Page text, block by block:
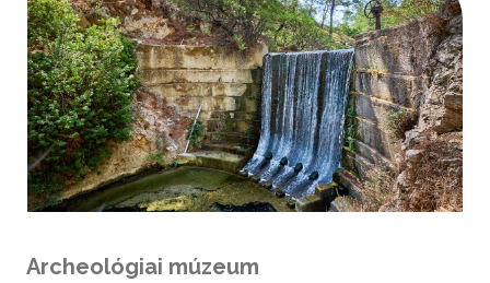
Archeológiai múzeum